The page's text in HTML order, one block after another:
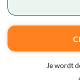
Je wordt